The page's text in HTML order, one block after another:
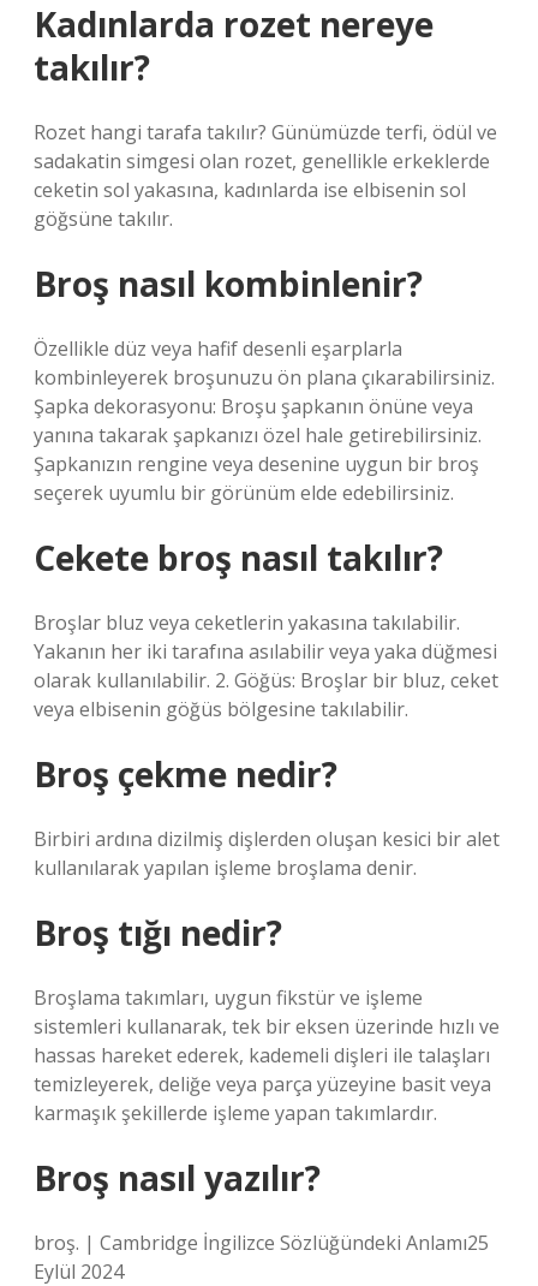
Kadınlarda rozet nereye
takılır?
Rozet hangi tarafa takılır? Günümüzde terfi, ödül ve
sadakatin simgesi olan rozet, genellikle erkeklerde
ceketin sol yakasına, kadınlarda ise elbisenin sol
göğsüne takılır.
Broş nasıl kombinlenir?
Özellikle düz veya hafif desenli eşarplarla
kombinleyerek broşunuzu ön plana çıkarabilirsiniz.
Şapka dekorasyonu: Broşu şapkanın önüne veya
yanına takarak şapkanızı özel hale getirebilirsiniz.
Şapkanızın rengine veya desenine uygun bir broş
seçerek uyumlu bir görünüm elde edebilirsiniz.
Cekete broş nasıl takılır?
Broşlar bluz veya ceketlerin yakasına takılabilir.
Yakanın her iki tarafına asılabilir veya yaka düğmesi
olarak kullanılabilir. 2. Göğüs: Broşlar bir bluz, ceket
veya elbisenin göğüs bölgesine takılabilir.
Broş çekme nedir?
Birbiri ardına dizilmiş dişlerden oluşan kesici bir alet
kullanılarak yapılan işleme broşlama denir.
Broş tığı nedir?
Broşlama takımları, uygun fikstür ve işleme
sistemleri kullanarak, tek bir eksen üzerinde hızlı ve
hassas hareket ederek, kademeli dişleri ile talaşları
temizleyerek, deliğe veya parça yüzeyine basit veya
karmaşık şekillerde işleme yapan takımlardır.
Broş nasıl yazılır?
broş. | Cambridge İngilizce Sözlüğündeki Anlamı25
Eylül 2024